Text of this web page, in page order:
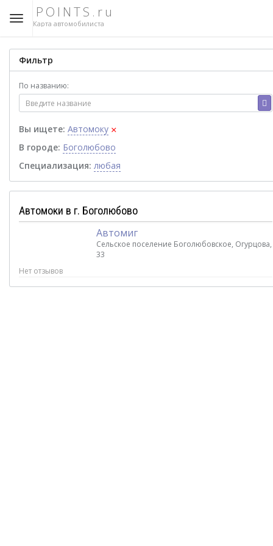
POINTS.ru
Карта автомобилиста
Фильтр
По названию:
Вы ищете: Автомоку ×
В городе: Боголюбово
Специализация: любая
Автомоки в г. Боголюбово
Автомиг
Сельское поселение Боголюбовское, Огурцова,
33
Нет отзывов